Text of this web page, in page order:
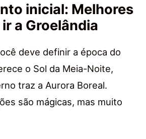
inicial: Melhores
a Groelândia
deve definir a época do
o Sol da Meia-Noite,
traz a Aurora Boreal.
são mágicas, mas muito